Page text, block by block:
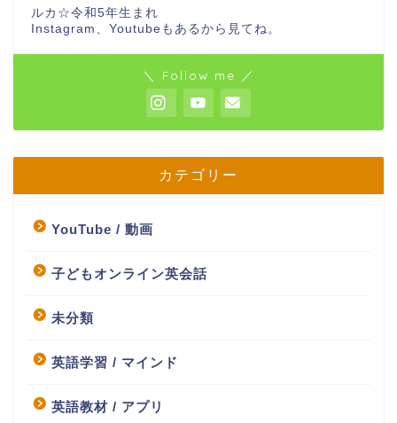
ルカ☆令和5年生まれ
Instagram、Youtubeもあるから見てね。
＼ Follow me ／
カテゴリー
YouTube / 動画
子どもオンライン英会話
未分類
英語学習 / マインド
英語教材 / アプリ